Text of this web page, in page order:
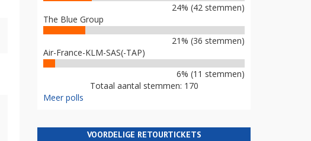
24% (42 stemmen)
The Blue Group
21% (36 stemmen)
Air-France-KLM-SAS(-TAP)
6% (11 stemmen)
Totaal aantal stemmen: 170
Meer polls
VOORDELIGE RETOURTICKETS